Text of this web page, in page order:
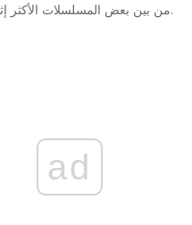
من بين بعض المسلسلات الأكثر إثارة للاهتمام أو المضحكة أو المخيفة لمشاهدتها الآن.
ad